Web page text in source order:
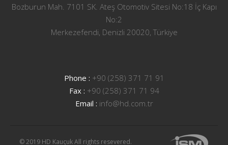
Bozburun Mah. 7101 SK. Ateş Otomotiv Sitesi No:18 İç Kapı
No:2
Merkezefendi, Denizli 20020, Türkiye
Phone : +90 (258) 371 71 91
Fax : +90 (258) 371 71 94
Email : info@hd.com.tr
© 2019 HD Kauçuk All rights resevered.